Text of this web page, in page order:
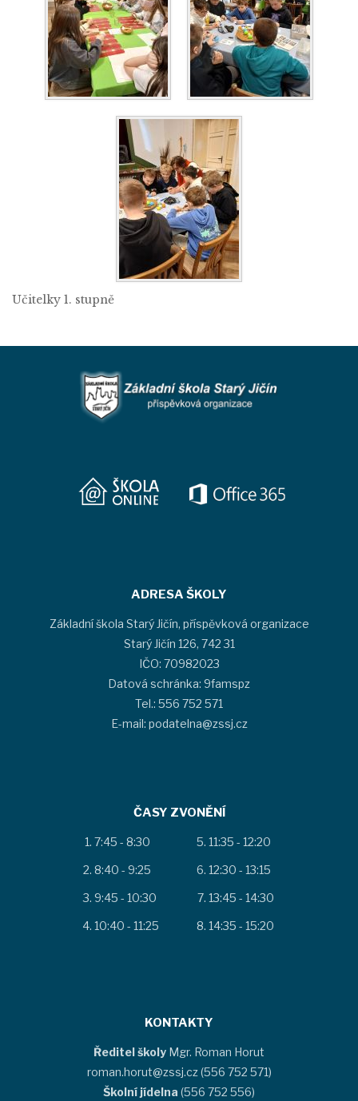
Učitelky 1. stupně
ADRESA ŠKOLY
Základní škola Starý Jičín, příspěvková organizace
Starý Jičín 126, 742 31
IČO: 70982023
Datová schránka: 9famspz
Tel.: 556 752 571
E-mail: podatelna@zssj.cz
ČASY ZVONĚNÍ
7:45 - 8:30
8:40 - 9:25
9:45 - 10:30
10:40 - 11:25
11:35 - 12:20
12:30 - 13:15
13:45 - 14:30
14:35 - 15:20
KONTAKTY
Ředitel školy Mgr. Roman Horut
roman.horut@zssj.cz (556 752 571)
Školní jídelna (556 752 556)